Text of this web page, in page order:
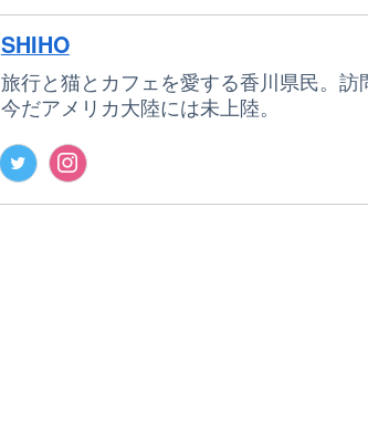
SHIHO
旅行と猫とカフェを愛する香川県民。
今だアメリカ大陸には未上陸。